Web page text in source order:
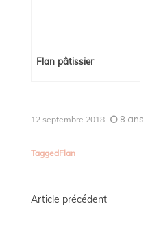
Flan pâtissier
12 septembre 2018 8 ans
TaggedFlan
Navigation
Article précédent